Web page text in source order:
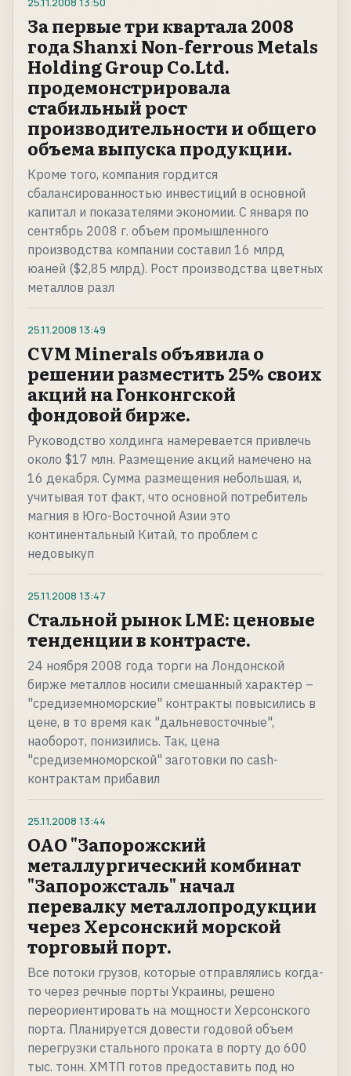
За первые три квартала 2008
года Shanxi Non-ferrous Metals
Holding Group Co.Ltd.
продемонстрировала
стабильный рост
производительности и общего
объема выпуска продукции.
Кроме того, компания гордится
сбалансированностью инвестиций в основной
капитал и показателями экономии. С января по
сентябрь 2008 г. объем промышленного
производства компании составил 16 млрд
юаней ($2,85 млрд). Рост производства цветных
металлов разл
25.11.2008 13:49
CVM Minerals объявила о
решении разместить 25% своих
акций на Гонконгской
фондовой бирже.
Руководство холдинга намеревается привлечь
около $17 млн. Размещение акций намечено на
16 декабря. Сумма размещения небольшая, и,
учитывая тот факт, что основной потребитель
магния в Юго-Восточной Азии это
континентальный Китай, то проблем с
недовыкуп
25.11.2008 13:47
Стальной рынок LME: ценовые
тенденции в контрасте.
24 ноября 2008 года торги на Лондонской
бирже металлов носили смешанный характер –
"средиземноморские" контракты повысились в
цене, в то время как "дальневосточные",
наоборот, понизились. Так, цена
"средиземноморской" заготовки по cash-
контрактам прибавил
25.11.2008 13:44
ОАО "Запорожский
металлургический комбинат
"Запорожсталь" начал
перевалку металлопродукции
через Херсонский морской
торговый порт.
Все потоки грузов, которые отправлялись когда-
то через речные порты Украины, решено
переориентировать на мощности Херсонского
порта. Планируется довести годовой объем
перегрузки стального проката в порту до 600
тыс. тонн. ХМТП готов предоставить под но